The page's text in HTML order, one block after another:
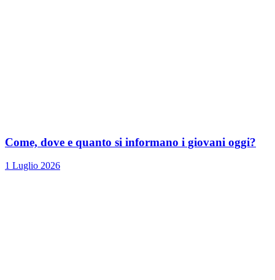
Come, dove e quanto si informano i giovani oggi?
1 Luglio 2026